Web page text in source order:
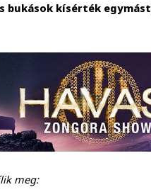
bukások kísérték
meg: